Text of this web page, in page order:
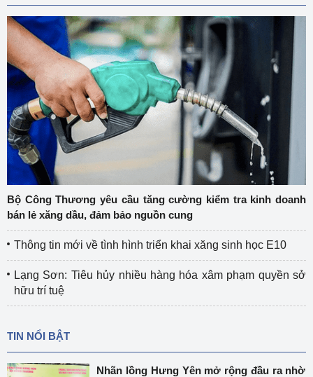
Bộ Công Thương yêu cầu tăng cường kiểm tra kinh doanh
bán lẻ xăng dầu, đảm bảo nguồn cung
Thông tin mới về tình hình triển khai xăng sinh học E10
Lạng Sơn: Tiêu hủy nhiều hàng hóa xâm phạm quyền sở
hữu trí tuệ
TIN NỔI BẬT
Nhãn lồng Hưng Yên mở rộng đầu ra nhờ